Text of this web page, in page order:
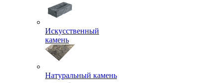
Искусственный
камень
Натуральный камень